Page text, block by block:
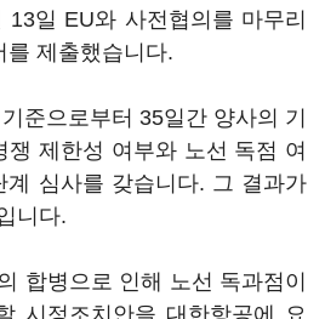
일 EU와 사전협의를 마무리
를 제출했습니다.
준으로부터 35일간 양사의 기
쟁 제한성 여부와 노선 독점 여
계 심사를 갖습니다. 그 결과가
니다.
합병으로 인해 노선 독과점이
시정조치안을 대한항공에 요